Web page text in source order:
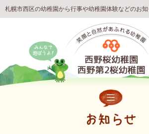
札幌市西区の幼稚園から行事や幼稚園体験などのお